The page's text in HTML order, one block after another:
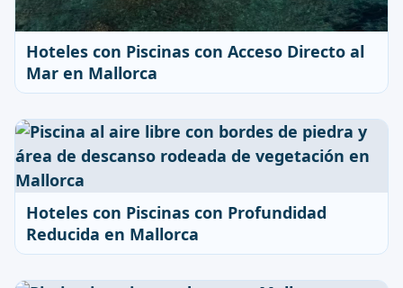
Hoteles con Piscinas con Acceso Directo al
Mar en Mallorca
Hoteles con Piscinas con Profundidad
Reducida en Mallorca